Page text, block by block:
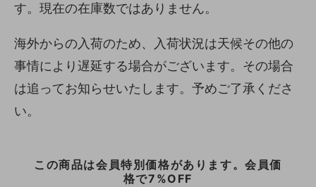
す。現在の在庫数ではありません。
海外からの入荷のため、入荷状況は天候その他の
事情により遅延する場合がございます。その場合
は追ってお知らせいたします。予めご了承くださ
い。
この商品は会員特別価格があります。会員価
格で7%OFF